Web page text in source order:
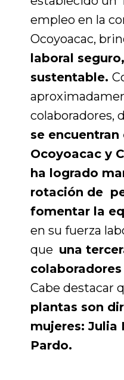
empleo en la
Ocoyoacac,
laboral
sustentable.
colaboradores,
se
Ocoyoacac y
ha logrado
rotación de
fomentar la
en su fuerza
que una
Cabe destacar
plantas son
mujeres: Julia
Pardo.